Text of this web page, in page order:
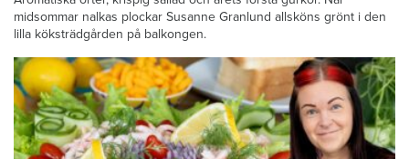
midsommar nalkas plockar Susanne Granlund allsköns grönt i den
lilla köksträdgården på balkongen.